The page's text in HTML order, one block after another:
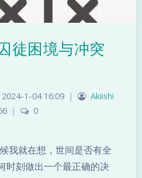
关闭 日落 暗化 灰度
徒困境与冲突
2024-1-04 16:09 |
Akiishi
|
0
我就在想，世间是否有全
时刻做出一个最正确的决